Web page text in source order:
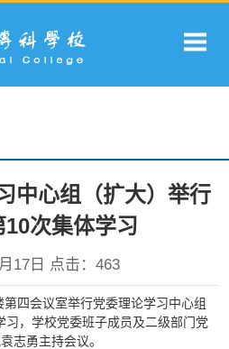
中心组（扩大）举行
10次集体学习
17日 点击： 463
四会议室举行党委理论学习中心组
习，学校党委班子成员及二级部门党
志勇主持会议。